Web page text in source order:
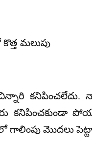
మలుపు
గాలింపు మొదలు